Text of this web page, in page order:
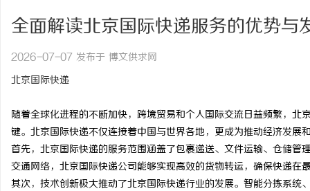
全面解读北京国际快递服务的优势与
2026-07-07 发布于 博文供求网
北京国际快递
随着全球化进程的不断加快，跨境贸易和个人国际交流日益频繁，
键。北京国际快递不仅连接着中国与世界各地，更成为推动经济发展
首先，北京国际快递的服务范围涵盖了包裹递送、文件运输、仓储
交通网络，北京国际快递公司能够实现高效的货物转运，确保快递在
其次，技术创新极大推动了北京国际快递行业的发展。智能分拣系